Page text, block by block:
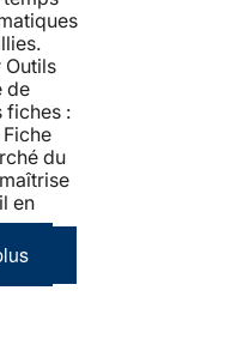
Outils
de
fiches :
du
en